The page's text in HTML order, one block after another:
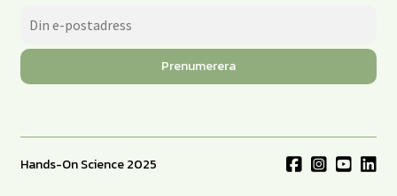
Prenumerera
Hands-On Science 2025